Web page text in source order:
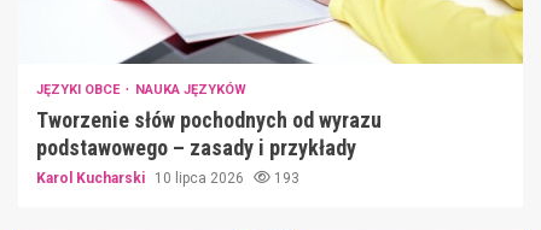
JĘZYKI OBCE NAUKA JĘZYKÓW
Tworzenie słów pochodnych od wyrazu
podstawowego – zasady i przykłady
Karol Kucharski 10 lipca 2026 193